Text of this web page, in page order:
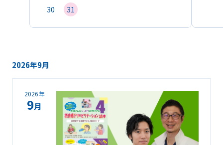
30
31
2026年9月
2026年
9月